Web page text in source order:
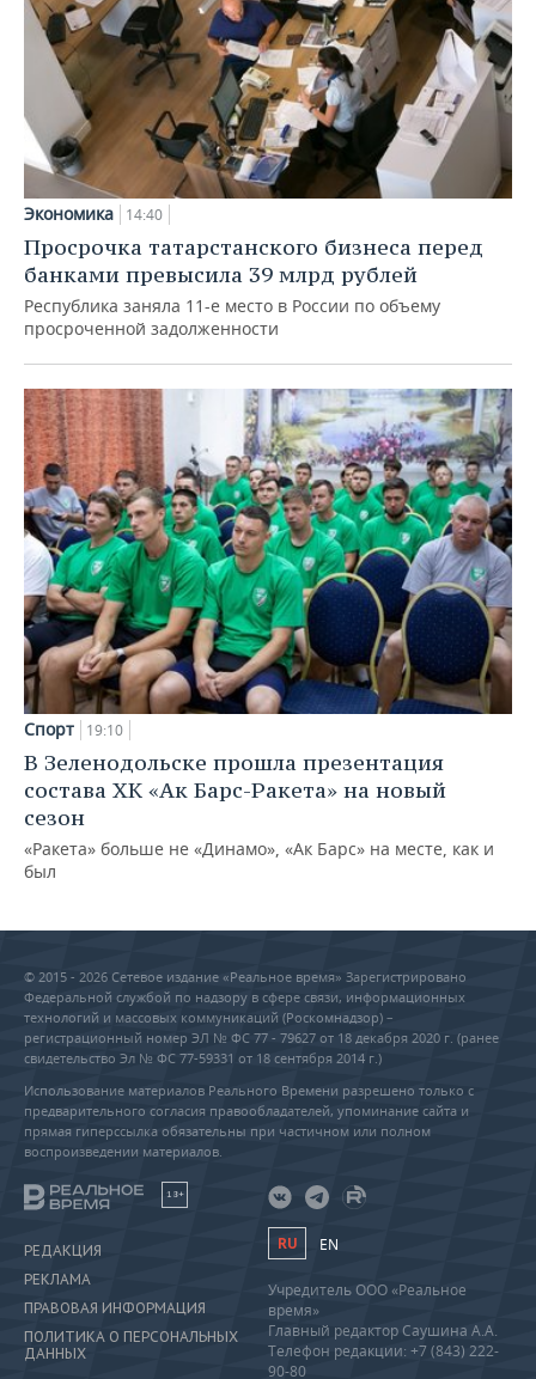
Экономика 14:40
Просрочка татарстанского бизнеса перед
банками превысила 39 млрд рублей
Республика заняла 11-е место в России по объему
просроченной задолженности
Спорт 19:10
В Зеленодольске прошла презентация
состава ХК «Ак Барс-Ракета» на новый
сезон
«Ракета» больше не «Динамо», «Ак Барс» на месте, как и
был
© 2015 - 2026 Сетевое издание «Реальное время» Зарегистрировано
Федеральной службой по надзору в сфере связи, информационных
технологий и массовых коммуникаций (Роскомнадзор) –
регистрационный номер ЭЛ № ФС 77 - 79627 от 18 декабря 2020 г. (ранее
свидетельство Эл № ФС 77-59331 от 18 сентября 2014 г.)
Использование материалов Реального Времени разрешено только с
предварительного согласия правообладателей, упоминание сайта и
прямая гиперссылка обязательны при частичном или полном
воспроизведении материалов.
18+
РЕДАКЦИЯ
РЕКЛАМА
ПРАВОВАЯ ИНФОРМАЦИЯ
ПОЛИТИКА О ПЕРСОНАЛЬНЫХ
ДАННЫХ
RU EN
Учредитель ООО «Реальное
время»
Главный редактор Саушина А.А.
Телефон редакции: +7 (843) 222-
90-80